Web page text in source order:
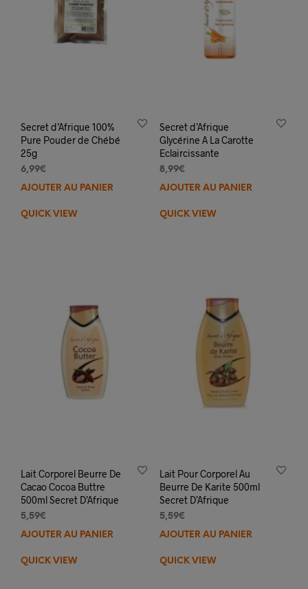
Secret d’Afrique 100%
Pure Pouder de Chébé
25g
6,99€
AJOUTER AU PANIER
QUICK VIEW
Secret d’Afrique
Glycérine A La Carotte
Eclaircissante
8,99€
AJOUTER AU PANIER
QUICK VIEW
Lait Corporel Beurre De
Cacao Cocoa Buttre
500ml Secret D’Afrique
5,59€
AJOUTER AU PANIER
QUICK VIEW
Lait Pour Corporel Au
Beurre De Karite 500ml
Secret D’Afrique
5,59€
AJOUTER AU PANIER
QUICK VIEW